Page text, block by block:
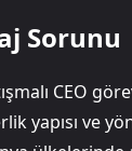
Sorunu
CEO
yapısı ve